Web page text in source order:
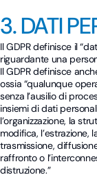
3. DATI
Il GDPR definisce il
riguardante una
Il GDPR definisce
ossia “qualunque
senza l’ausilio di
insiemi di dati
l’organizzazione, la
modifica, l’estrazione,
trasmissione,
raffronto o
distruzione.”